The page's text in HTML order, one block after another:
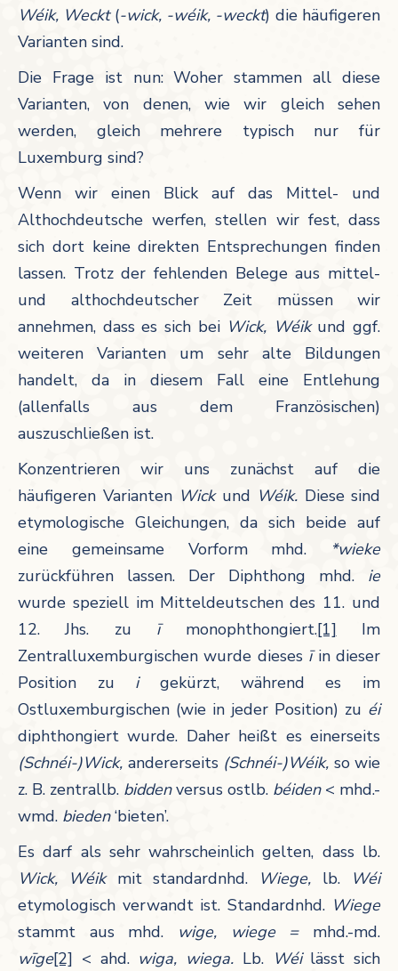
Wéik, Weckt (-wick, -wéik, -weckt) die häufigeren
Varianten sind.
Die Frage ist nun: Woher stammen all diese
Varianten, von denen, wie wir gleich sehen
werden, gleich mehrere typisch nur für
Luxemburg sind?
Wenn wir einen Blick auf das Mittel- und
Althochdeutsche werfen, stellen wir fest, dass
sich dort keine direkten Entsprechungen finden
lassen. Trotz der fehlenden Belege aus mittel-
und althochdeutscher Zeit müssen wir
annehmen, dass es sich bei Wick, Wéik und ggf.
weiteren Varianten um sehr alte Bildungen
handelt, da in diesem Fall eine Entlehung
(allenfalls aus dem Französischen)
auszuschließen ist.
Konzentrieren wir uns zunächst auf die
häufigeren Varianten Wick und Wéik. Diese sind
etymologische Gleichungen, da sich beide auf
eine gemeinsame Vorform mhd.
*wieke
zurückführen lassen. Der Diphthong mhd. ie
wurde speziell im Mitteldeutschen des 11. und
12. Jhs. zu ī monophthongiert.[1] Im
Zentralluxemburgischen wurde dieses īin dieser
Position zu igekürzt, während es im
Ostluxemburgischen (wie in jeder Position) zu éi
diphthongiert wurde. Daher heißt es einerseits
(Schnéi-)Wick, andererseits (Schnéi-)Wéik, so wie
z. B. zentrallb. biddenversus ostlb. béiden < mhd.-
wmd. bieden‘bieten’.
Es darf als sehr wahrscheinlich gelten, dass lb.
Wick, Wéikmit standardnhd. Wiege, lb.
Wéi
etymologisch verwandt ist. Standardnhd. Wiege
stammt aus mhd. wige, wiege = mhd.-md.
wīge[2] < ahd. wiga, wiega. Lb. Wéi lässt sich